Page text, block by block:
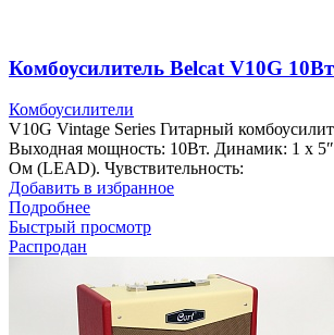
Комбоусилитель Belcat V10G 10Вт
Комбоусилители
V10G Vintage Series Гитарный
Выходная мощность: 10Вт. Динамик: 1 x
Ом (LEAD). Чувствительность:
Добавить в избранное
Подробнее
Быстрый просмотр
Распродан